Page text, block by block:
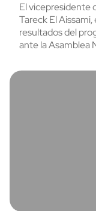
El vicepresidente
Tareck El
resultados del
ante la Asamblea